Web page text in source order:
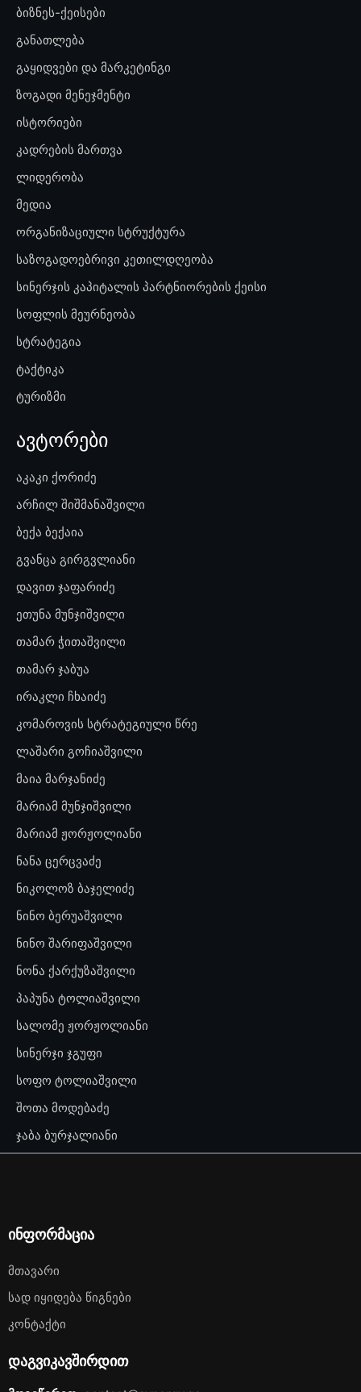
ბიზნეს-ქეისები
განათლება
გაყიდვები და მარკეტინგი
ზოგადი მენეჯმენტი
ისტორიები
კადრების მართვა
ლიდერობა
მედია
ორგანიზაციული სტრუქტურა
საზოგადოებრივი კეთილდღეობა
სინერჯის კაპიტალის პარტნიორების ქეისი
სოფლის მეურნეობა
სტრატეგია
ტაქტიკა
ტურიზმი
ავტორები
აკაკი ქორიძე
არჩილ შიშმანაშვილი
ბექა ბექაია
გვანცა გირგვლიანი
დავით ჯაფარიძე
ეთუნა მუნჯიშვილი
თამარ ჭითაშვილი
თამარ ჯაბუა
ირაკლი ჩხაიძე
კომაროვის სტრატეგიული წრე
ლაშარი გოჩიაშვილი
მაია მარჯანიძე
მარიამ მუნჯიშვილი
მარიამ ჟორჟოლიანი
ნანა ცერცვაძე
ნიკოლოზ ბაჯელიძე
ნინო ბერუაშვილი
ნინო შარიფაშვილი
ნონა ქარქუზაშვილი
პაპუნა ტოლიაშვილი
სალომე ჟორჟოლიანი
სინერჯი ჯგუფი
სოფო ტოლიაშვილი
შოთა მოდებაძე
ჯაბა ბურჯალიანი
ინფორმაცია
Მთავარი
Სად Იყიდება Წიგნები
Კონტაქტი
დაგვიკავშირდით